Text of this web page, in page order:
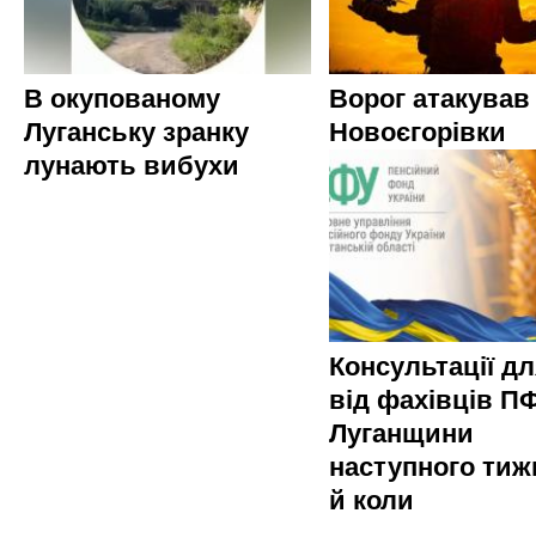
В окупованому
Луганську зранку
лунають вибухи
Ворог атакував
Новоєгорівки
Консультації
від фахівців
Луганщини
наступного
й коли